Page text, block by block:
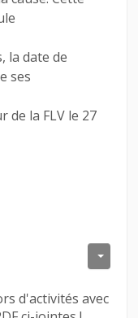
la date de
ses
de la FLV le 27
d'activités avec